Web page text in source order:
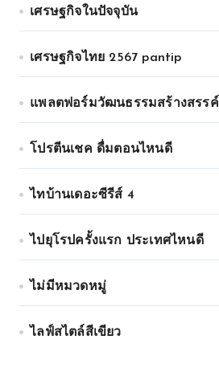
เศรษฐกิจในปัจจุบัน
เศรษฐกิจไทย 2567 pantip
แพลตฟอร์มวัฒนธรรมสร้างสรรค์
โปรตีนเชค ดื่มตอนไหนดี
ไทบ้านเดอะซีรีส์ 4
ไปยุโรปครั้งแรก ประเทศไหนดี
ไม่มีหมวดหมู่
ไลฟ์สไตล์สีเขียว